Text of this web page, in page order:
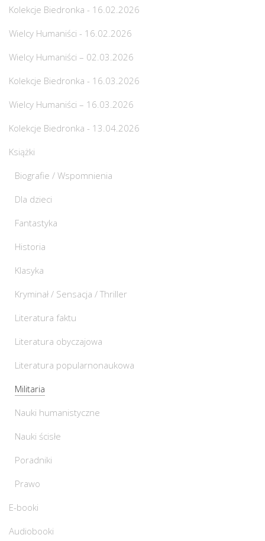
Kolekcje Biedronka - 16.02.2026
Wielcy Humaniści - 16.02.2026
Wielcy Humaniści – 02.03.2026
Kolekcje Biedronka - 16.03.2026
Wielcy Humaniści – 16.03.2026
Kolekcje Biedronka - 13.04.2026
Książki
Biografie / Wspomnienia
Dla dzieci
Fantastyka
Historia
Klasyka
Kryminał / Sensacja / Thriller
Literatura faktu
Literatura obyczajowa
Literatura popularnonaukowa
Militaria
Nauki humanistyczne
Nauki ścisłe
Poradniki
Prawo
E-booki
Audiobooki